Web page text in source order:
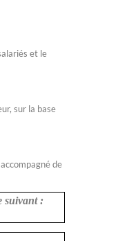
et le
sur la base
de
suivant :